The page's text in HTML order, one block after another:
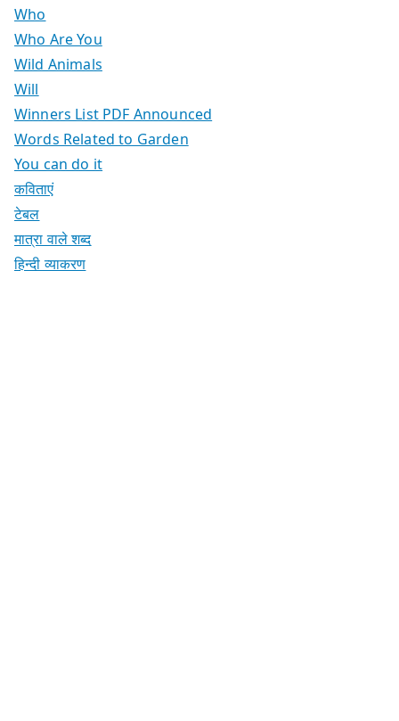
Who
Who Are You
Wild Animals
Will
Winners List PDF Announced
Words Related to Garden
You can do it
कविताएं
टेबल
मात्रा वाले शब्द
हिन्दी व्याकरण